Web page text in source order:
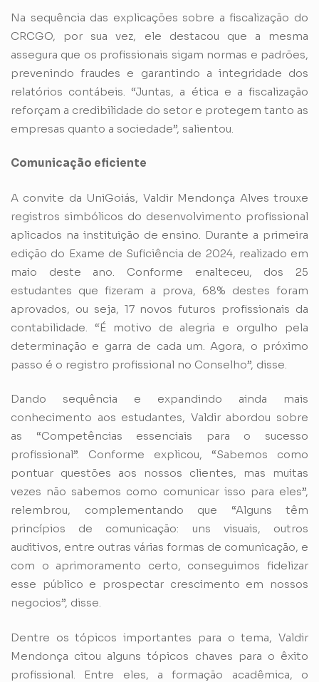
Na sequência das explicações sobre a fiscalização do
CRCGO, por sua vez, ele destacou que a mesma
assegura que os profissionais sigam normas e padrões,
prevenindo fraudes e garantindo a integridade dos
relatórios contábeis. “Juntas, a ética e a fiscalização
reforçam a credibilidade do setor e protegem tanto as
empresas quanto a sociedade”, salientou.
Comunicação eficiente
A convite da UniGoiás, Valdir Mendonça Alves trouxe
registros simbólicos do desenvolvimento profissional
aplicados na instituição de ensino. Durante a primeira
edição do Exame de Suficiência de 2024, realizado em
maio deste ano. Conforme enalteceu, dos 25
estudantes que fizeram a prova, 68% destes foram
aprovados, ou seja, 17 novos futuros profissionais da
contabilidade. “É motivo de alegria e orgulho pela
determinação e garra de cada um. Agora, o próximo
passo é o registro profissional no Conselho”, disse.
Dando sequência e expandindo ainda mais
conhecimento aos estudantes, Valdir abordou sobre
as “Competências essenciais para o sucesso
profissional”. Conforme explicou, “Sabemos como
pontuar questões aos nossos clientes, mas muitas
vezes não sabemos como comunicar isso para eles”,
relembrou, complementando que “Alguns têm
princípios de comunicação: uns visuais, outros
auditivos, entre outras várias formas de comunicação, e
com o aprimoramento certo, conseguimos fidelizar
esse público e prospectar crescimento em nossos
negocios”, disse.
Dentre os tópicos importantes para o tema, Valdir
Mendonça citou alguns tópicos chaves para o êxito
profissional. Entre eles, a formação acadêmica, o